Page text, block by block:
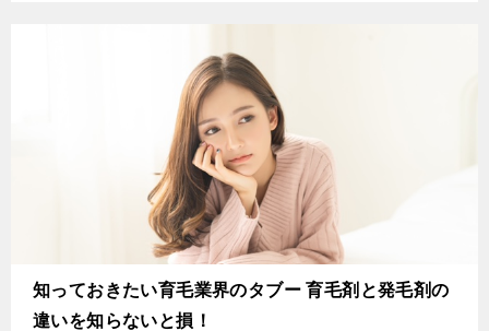
知っておきたい育毛業界のタブー 育毛剤と発毛剤の
違いを知らないと損！